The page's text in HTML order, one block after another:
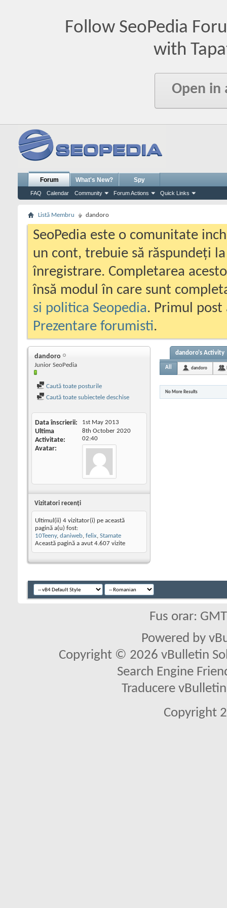
Follow SeoPedia
with
Open in
Forum
FAQ Calendar Community Forum Actions Quick Links
What's New? Spy
Listă Membru dandoro
SeoPedia este o comunitate
un cont, trebuie să răspundeți
înregistrare. Completarea
însă modul în care sunt
si politica Seopedia. Primul
Prezentare forumisti.
dandoro
Junior SeoPedia
Caută toate posturile
Caută toate subiectele deschise
Data înscrierii 1st May 2013
Ultima
Activitate
8th October 2020
02:40
Avatar
Vizitatori recenţi
Ultimul(ii) 4 vizitator(i) pe această
pagină a(u) fost:
10Teeny, daniweb, felix, Stamate
Această pagină a avut 4.607 vizite
dandoro's Activity
All dandoro
No More Results
Fus orar:
Powered by
Copyright © 2026 vBulletin
Search Engine
Traducere
Copyright